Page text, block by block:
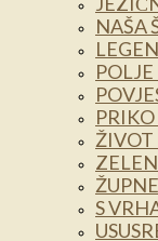
NAŠA
ŽIVOT
S